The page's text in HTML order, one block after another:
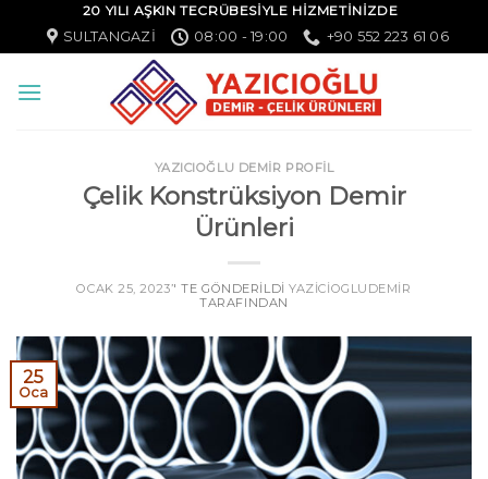
20 YILI AŞKIN TECRÜBESİYLE HİZMETİNİZDE
SULTANGAZI
08:00 - 19:00 +90 552 223 61 06
YAZICIOĞLU DEMİR PROFİL
Çelik Konstrüksiyon Demir
Ürünleri
OCAK 25, 2023’' TE GÖNDERILDI YAZICIOGLUDEMIR
TARAFINDAN
25
Oca